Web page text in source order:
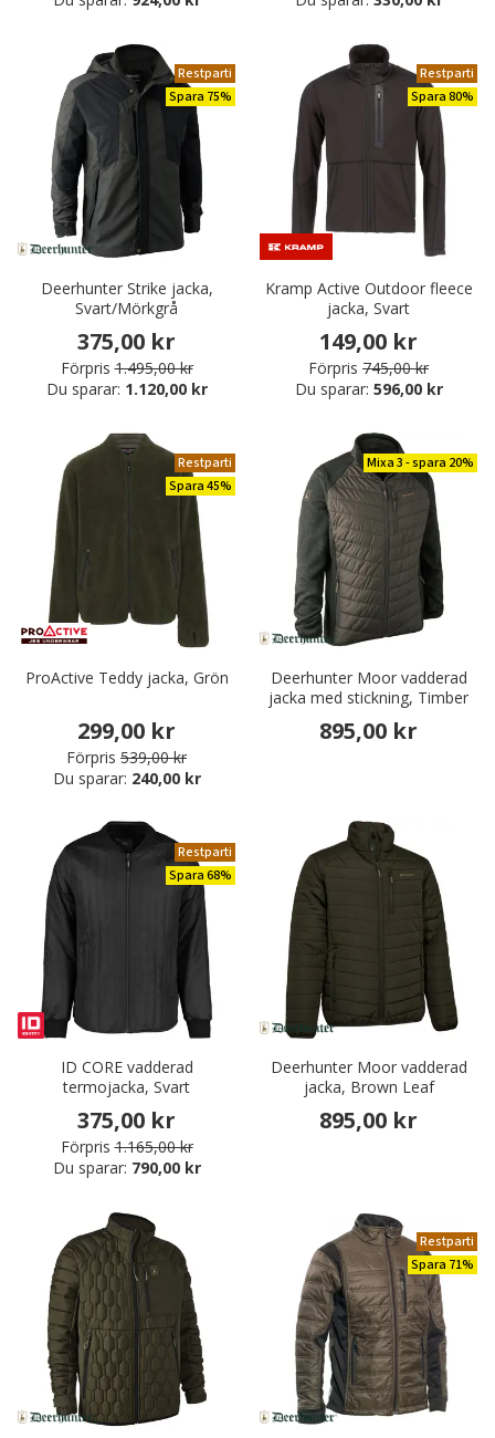
Restparti
Spara 75%
Deerhunter Strike jacka,
Svart/Mörkgrå
375,00 kr
Förpris 1.495,00 kr
Du sparar: 1.120,00 kr
Restparti
Spara 80%
Kramp Active Outdoor fleece
jacka, Svart
149,00 kr
Förpris 745,00 kr
Du sparar: 596,00 kr
Restparti
Spara 45%
ProActive Teddy jacka, Grön
299,00 kr
Förpris 539,00 kr
Du sparar: 240,00 kr
Mixa 3 - spara 20%
Deerhunter Moor vadderad
jacka med stickning, Timber
895,00 kr
Restparti
Spara 68%
ID CORE vadderad
termojacka, Svart
375,00 kr
Förpris 1.165,00 kr
Du sparar: 790,00 kr
Deerhunter Moor vadderad
jacka, Brown Leaf
895,00 kr
Restparti
Spara 71%